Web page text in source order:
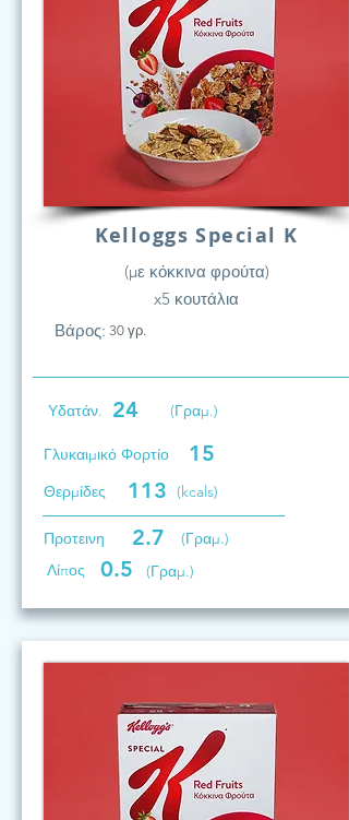
Kelloggs Special K
(με κόκκινα φρούτα)
x5 κουτάλια
Βάρος: 30 γρ.
Υδατάν. 24 (Γραμ.)
Γλυκαιμικό Φορτίο 15
Θερμίδες 113 (kcals)
Προτεινη 2.7
(Γραμ.)
Λίπος
0.5 (Γραμ.)